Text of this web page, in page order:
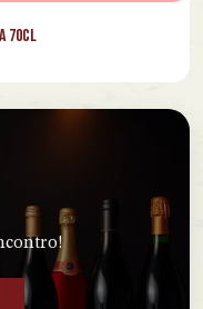
70cl